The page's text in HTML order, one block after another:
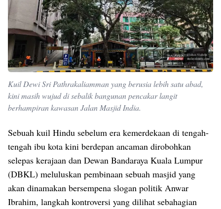
Kuil Dewi Sri Pathrakaliamman yang berusia lebih satu abad,
kini masih wujud di sebalik bangunan pencakar langit
berhampiran kawasan Jalan Masjid India.
Sebuah kuil Hindu sebelum era kemerdekaan di tengah-
tengah ibu kota kini berdepan ancaman dirobohkan
selepas kerajaan dan Dewan Bandaraya Kuala Lumpur
(DBKL) meluluskan pembinaan sebuah masjid yang
akan dinamakan bersempena slogan politik Anwar
Ibrahim, langkah kontroversi yang dilihat sebahagian